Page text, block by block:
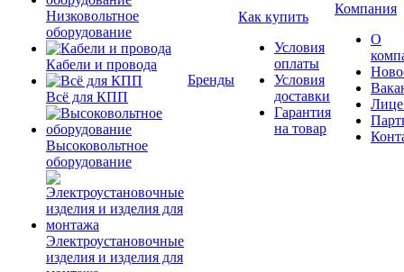
Низковольтное
оборудование
Кабели и провода
Всё для КПП
Высоковольтное
оборудование
Электроустановочные
изделия и изделия для
Бренды
Как купить
Условия
оплаты
Условия
доставки
Гарантия
на товар
Компания
О